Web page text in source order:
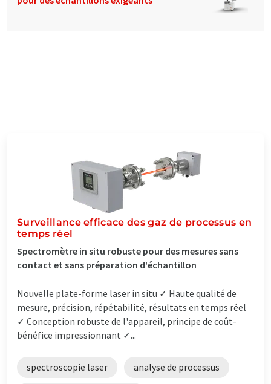
Surveillance efficace des gaz de processus en
temps réel
Spectromètre in situ robuste pour des mesures sans
contact et sans préparation d'échantillon
Nouvelle plate-forme laser in situ ✓ Haute qualité de
mesure, précision, répétabilité, résultats en temps réel
✓ Conception robuste de l'appareil, principe de coût-
bénéfice impressionnant ✓...
spectroscopie laser analyse de processus